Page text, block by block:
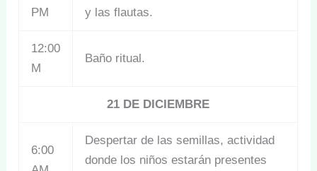
PM
y las flautas.
12:00
M
Baño ritual.
21 DE DICIEMBRE
6:00
Despertar de las semillas, actividad
donde los niños estarán presentes